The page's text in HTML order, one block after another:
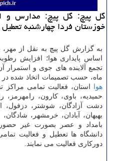
خوزستان فردا چهارشنبه
به گزارش گل پیچ به نقل از
اساس پایداری هوا؛ افزایش
ماه، حسب تصمیمات اتخاذ شده
هوا
استان، فعالیت تمامی مراکز
حمیدیه، باوی، کارون، رامهرمز،
دشت آزادگان، شوشتر، دزفول،
بهبهان، آبادان، خرمشهر،
بامداد و عصر بصورت غیر
دانشگاه ها تعطیل و فعالیت
دورکاری فعالیت می نمایند.